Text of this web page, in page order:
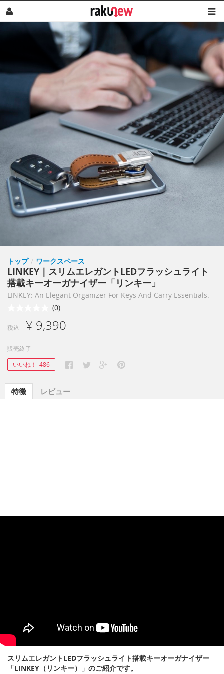
トップ / ワークスペース
LINKEY｜スリムエレガントLEDフラッシュライト
搭載キーオーガナイザー「リンキー」
LINKEY: An Elegant Organizer For Keys And Carry Essentials.
(0)
税込 ¥ 9,390
販売終了
いいね！ 486
特徴 レビュー
スリムエレガントLEDフラッシュライト搭載キーオーガナイザー
「LINKEY（リンキー）」のご紹介です。